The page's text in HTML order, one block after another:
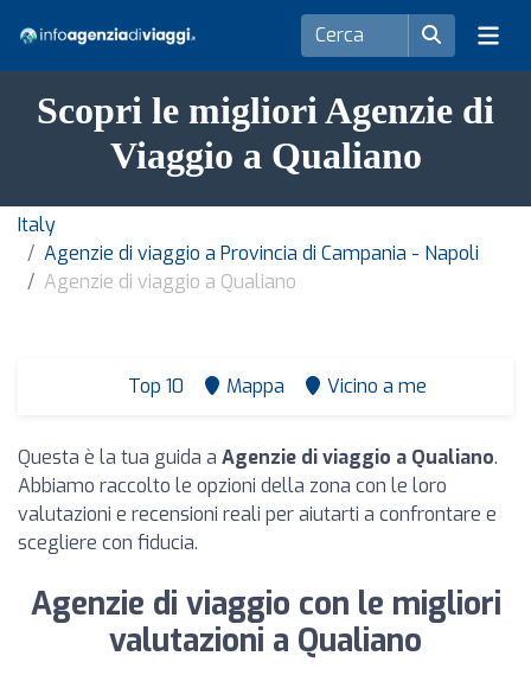
Scopri le migliori Agenzie di
Viaggio a Qualiano
Italy
Agenzie di viaggio a Provincia di Campania - Napoli
Agenzie di viaggio a Qualiano
Top 10 Mappa Vicino a me
Questa è la tua guida a Agenzie di viaggio a Qualiano.
Abbiamo raccolto le opzioni della zona con le loro
valutazioni e recensioni reali per aiutarti a confrontare e
scegliere con fiducia.
Agenzie di viaggio con le migliori
valutazioni a Qualiano